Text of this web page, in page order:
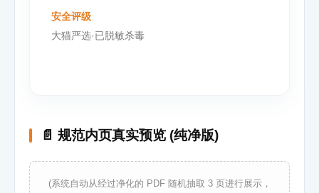
安全评级
大猫严选·已脱敏杀毒
📄 规范内页真实预览 (纯净版)
(系统自动从经过净化的 PDF 随机抽取 3 页进行展示，